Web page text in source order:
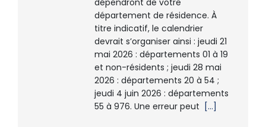
département de résidence. À
titre indicatif, le calendrier
devrait s’organiser ainsi : jeudi 21
mai 2026 : départements 01 à 19
et non-résidents ; jeudi 28 mai
2026 : départements 20 à 54 ;
jeudi 4 juin 2026 : départements
55 à 976. Une erreur peut [...]